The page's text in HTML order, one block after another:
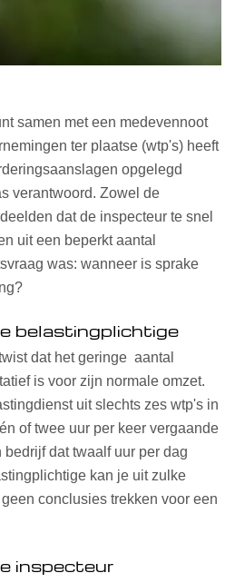
samen met een medevennoot
ter plaatse (wtp's) heeft
opgelegd
verantwoord. Zowel de
dat de inspecteur te snel
uit een beperkt aantal
was: wanneer is sprake
belastingplichtige
dat het geringe aantal
is voor zijn normale omzet.
uit slechts zes wtp's in
of twee uur per keer vergaande
dat twaalf uur per dag
kan je uit zulke
conclusies trekken voor een
inspecteur